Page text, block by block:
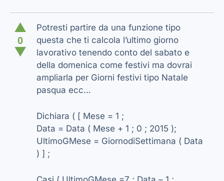
▲
0
▼
Potresti partire da una funzione tipo
questa che ti calcola l’ultimo giorno
lavorativo tenendo conto del sabato e
della domenica come festivi ma dovrai
ampliarla per Giorni festivi tipo Natale
pasqua ecc…
Dichiara ( [ Mese = 1 ;
Data = Data ( Mese + 1 ; 0 ; 2015 );
UltimoGMese = GiornodiSettimana ( Data
) ] ;